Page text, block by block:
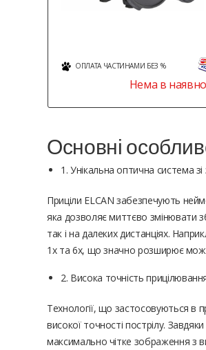
ОПЛАТА ЧАСТИНАМИ БЕЗ %
Нема в
Основні
1. Унікальна оптична система
Приціли ELCAN забезпечують
яка дозволяє миттєво змінювати
так і на далеких дистанціях.
1x та 6x, що значно розширює
2. Висока точність
Технології, що застосовуються в
високої точності пострілу.
максимально чітке зображення з